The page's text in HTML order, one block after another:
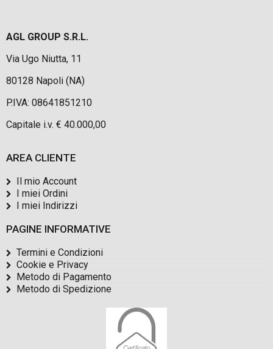
AGL GROUP S.R.L.
Via Ugo Niutta, 11
80128 Napoli (NA)
P.IVA: 08641851210
Capitale i.v. € 40.000,00
AREA CLIENTE
Il mio Account
I miei Ordini
I miei Indirizzi
PAGINE INFORMATIVE
Termini e Condizioni
Cookie e Privacy
Metodo di Pagamento
Metodo di Spedizione